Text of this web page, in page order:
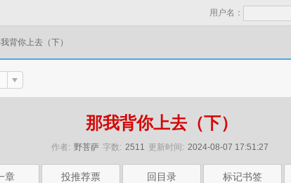
用户名：
背你上去（下）
那我背你上去（下）
作者: 野菩萨 字数: 2511 更新时间: 2024-08-07 17:51:27
章 投推荐票 回目录 标记书签